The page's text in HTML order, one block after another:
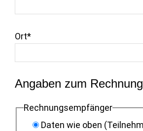
Ort*
Angaben zum
Rechnungsempfänger
Daten wie oben